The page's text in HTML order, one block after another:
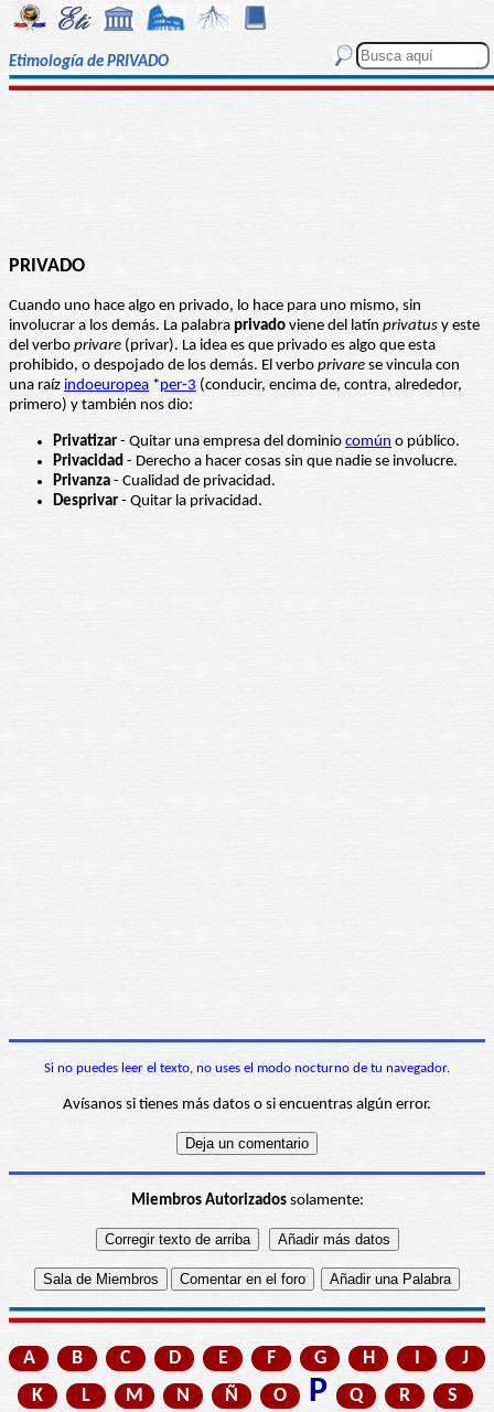
Etimología de PRIVADO
PRIVADO
Cuando uno hace algo en privado, lo hace para uno mismo, sin
involucrar a los demás. La palabra privado viene del latín privatus y este
del verbo privare (privar). La idea es que privado es algo que esta
prohibido, o despojado de los demás. El verbo privare se vincula con
una raíz indoeuropea *per-3 (conducir, encima de, contra, alrededor,
primero) y también nos dio:
Privatizar - Quitar una empresa del dominio común o público.
Privacidad - Derecho a hacer cosas sin que nadie se involucre.
Privanza - Cualidad de privacidad.
Desprivar - Quitar la privacidad.
Si no puedes leer el texto, no uses el modo nocturno de tu navegador.
Avísanos si tienes más datos o si encuentras algún error.
Miembros Autorizadossolamente:
A B C D E F G H I
J
K
L M N Ñ O P Q R
S